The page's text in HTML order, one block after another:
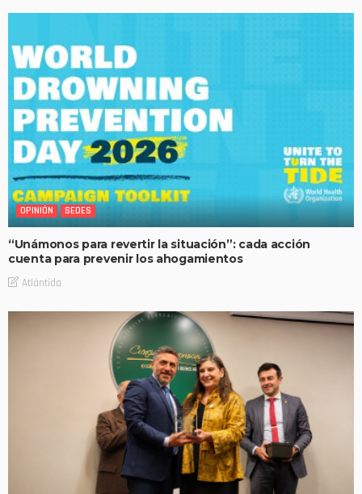
OPINIÓN SEDES
“Unámonos para revertir la situación”: cada acción
cuenta para prevenir los ahogamientos
Atlántida